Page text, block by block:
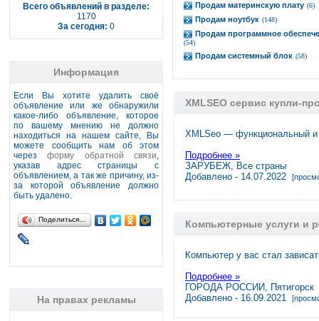
Всего объявлений в разделе:
1170
За сегодня: 0
Информация
Если Вы хотите удалить своё
объявление или же обнаружили
какое-либо объявление, которое
по вашему мнению не должно
находиться на нашем сайте, Вы
можете сообщить нам об этом
черезформу обратной связи,
указав адрес страницы с
объявлением, а так же причину, из-
за которой объявление должно
быть удалено.
Поделиться…
На правах рекламы
Продам материнскую плату (6)
Продам ноутбук (148)
Продам программное
(54)
Продам системный блок (58)
XMLSEO сервис купли-
XMLSeo — функциональный и
Подробнее »
ЗАРУБЕЖ, Все страны
Добавлено - 14.07.2022
Компьютерные услуги и
Компьютер у вас стал
Подробнее »
ГОРОДА РОССИИ, Пятигорск
Добавлено - 16.09.2021